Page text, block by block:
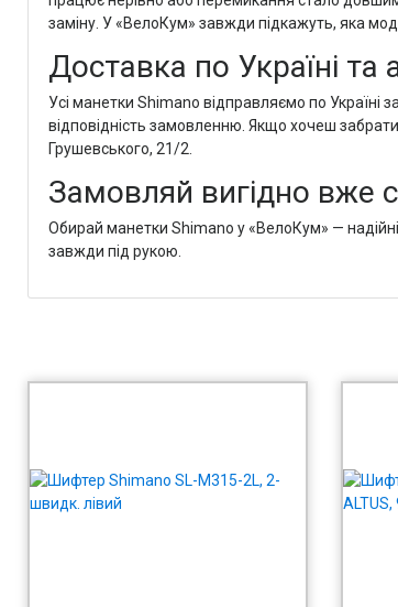
заміну. У «ВелоКум» завжди підкажуть, яка
Доставка по Україні та
Усі манетки Shimano відправляємо по Україні
відповідність замовленню. Якщо хочеш
Грушевського, 21/2.
Замовляй вигідно вже
Обирай манетки Shimano у «ВелоКум» —
завжди під рукою.